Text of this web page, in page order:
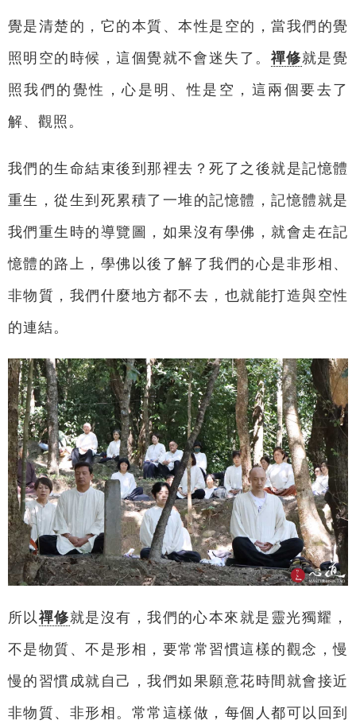
覺是清楚的，它的本質、本性是空的，當我們的覺
照明空的時候，這個覺就不會迷失了。 禪修就是覺
照我們的覺性，心是明、性是空，這兩個要去了
解、觀照。
我們的生命結束後到那裡去？死了之後就是記憶體
重生，從生到死累積了一堆的記憶體，記憶體就是
我們重生時的導覽圖，如果沒有學佛，就會走在記
憶體的路上，學佛以後了解了我們的心是非形相、
非物質，我們什麼地方都不去，也就能打造與空性
的連結。
所以 禪修就是沒有，我們的心本來就是靈光獨耀，
不是物質、不是形相，要常常習慣這樣的觀念，慢
慢的習慣成就自己，我們如果願意花時間就會接近
非物質、非形相。常常這樣做，每個人都可以回到